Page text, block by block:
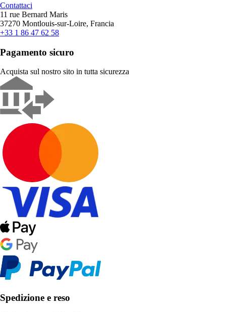
Contattaci
11 rue Bernard Maris
37270 Montlouis-sur-Loire, Francia
+33 1 86 47 62 58
Pagamento sicuro
Acquista sul nostro sito in tutta sicurezza
Spedizione e reso